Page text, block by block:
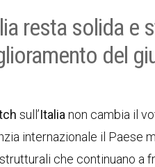
resta solida
del
sull’Italia non cambia il
internazionale il
che continuano a